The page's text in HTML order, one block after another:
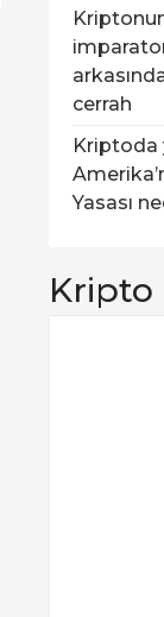
cerrah
Kriptoda
Yasası
Kripto